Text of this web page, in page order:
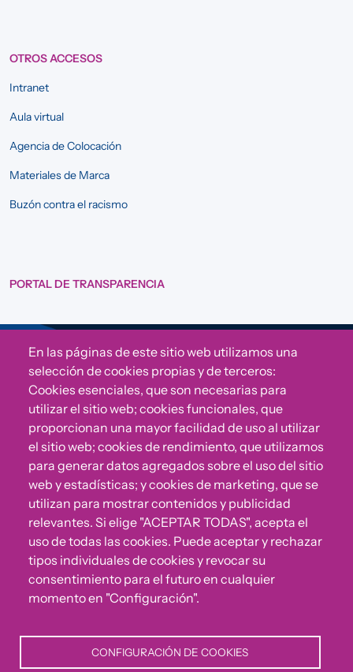
OTROS ACCESOS
Intranet
Aula virtual
Agencia de Colocación
Materiales de Marca
Buzón contra el racismo
PORTAL DE TRANSPARENCIA
Sigue a Comunidad CONVIVE
¿Algo no va bien?
Puedes reportar incumplimientos del Código Ético u
otras irregularidades que detectes en nuestra Fundación.
Canal de denuncias
En las páginas de este sitio web utilizamos una
selección de cookies propias y de terceros:
Cookies esenciales, que son necesarias para
utilizar el sitio web; cookies funcionales, que
proporcionan una mayor facilidad de uso al utilizar
el sitio web; cookies de rendimiento, que utilizamos
para generar datos agregados sobre el uso del sitio
web y estadísticas; y cookies de marketing, que se
utilizan para mostrar contenidos y publicidad
relevantes. Si elige "ACEPTAR TODAS", acepta el
uso de todas las cookies. Puede aceptar y rechazar
tipos individuales de cookies y revocar su
consentimiento para el futuro en cualquier
momento en "Configuración".
CONFIGURACIÓN DE COOKIES